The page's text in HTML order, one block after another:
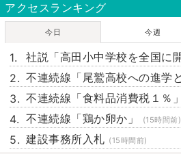
アクセスランキング
今日 今週
社説「高田小中学校を全国に
不連続線「尾鷲高校への進学
不連続線「食料品消費税１％」
不連続線「鶏か卵か」 (15時間前)
建設事務所入札 (15時間前)